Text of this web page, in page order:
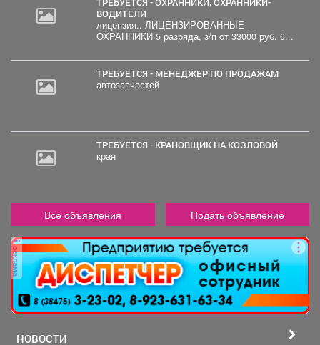
ТРЕБУЕТСЯ - ОХРАННИКИ, ОХРАННИКИ-
ВОДИТЕЛИ
лицензия.. ЛИЦЕНЗИРОВАННЫЕ
ОХРАННИКИ 5 разряда, з/п от 33000 руб. 6...
ТРЕБУЕТСЯ - МЕНЕДЖЕР ПО ПРОДАЖАМ
автозапчастей
ТРЕБУЕТСЯ - КРАНОВЩИК НА КОЗЛОВОЙ
кран
Все объявления Подать объявление
реклама
НОВОСТИ